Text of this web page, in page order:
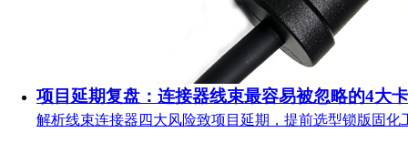
项目延期复盘：连接器线束最容易被忽略的4大
解析线束连接器四大风险致项目延期，提前选型锁版固化